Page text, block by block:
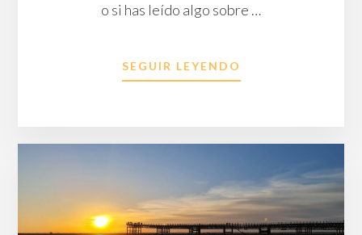
o si has leído algo sobre …
SEGUIR LEYENDO
DE
Y
FURGONETAS
EN